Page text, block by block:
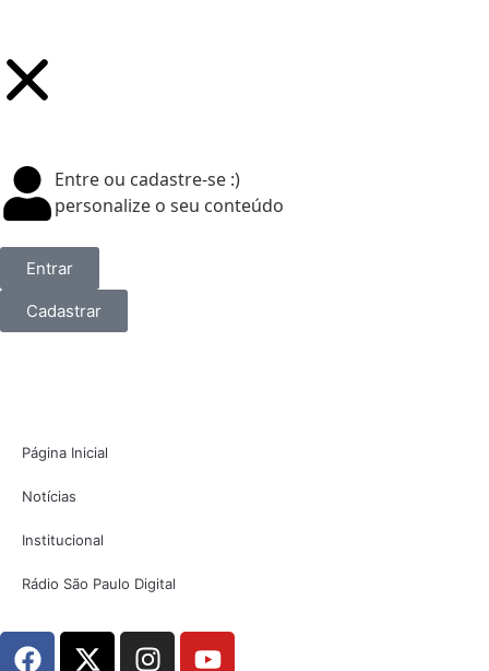
Entre ou cadastre-se :)
personalize o seu conteúdo
Entrar
Cadastrar
Página Inicial
Notícias
Institucional
Rádio São Paulo Digital